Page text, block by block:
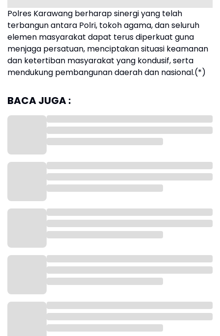
Polres Karawang berharap sinergi yang telah
terbangun antara Polri, tokoh agama, dan seluruh
elemen masyarakat dapat terus diperkuat guna
menjaga persatuan, menciptakan situasi keamanan
dan ketertiban masyarakat yang kondusif, serta
mendukung pembangunan daerah dan nasional.(*)
BACA JUGA :